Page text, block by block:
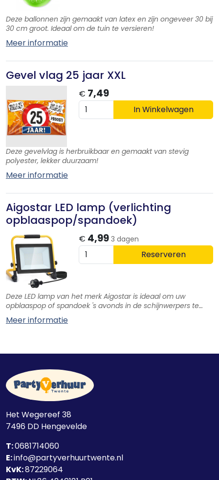
Deze ballonnen zijn gemaakt van latex en zijn ongeveer 30 bij
30 cm groot. Ideaal om de tuin te versieren!
Meer informatie
Gevel vlag 25 jaar XXL
€ 7,49
In Winkelwagen
Deze gevelvlag is herbruikbaar en gemaakt van stevig
polyester, lekker duurzaam!
Meer informatie
Aigostar LED lamp (verlichting
opblaaspop/spandoek)
€ 4,99 3 dagen
Reserveren
Deze LED lamp van het merk Aigostar is ideaal om uw
opblaaspop of spandoek 's avonds in de schijnwerpers te
zetten.
Meer informatie
Het Wegereef 38
7496 DD Hengevelde
T:0681714060
E:info@partyverhuurtwente.nl
KvK:87229064